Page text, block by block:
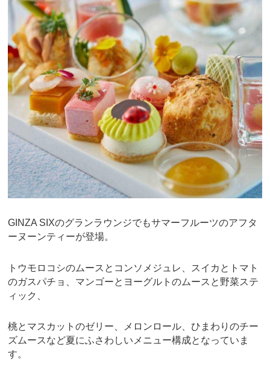
GINZA SIXのグランラウンジでもサマーフルーツのアフタ
ーヌーンティーが登場。
トウモロコシのムースとコンソメジュレ、スイカとトマト
のガスパチョ、マンゴーとヨーグルトのムースと野菜ステ
ィック、
桃とマスカットのゼリー、メロンロール、ひまわりのチー
ズムースなど夏にふさわしいメニュー構成となっていま
す。